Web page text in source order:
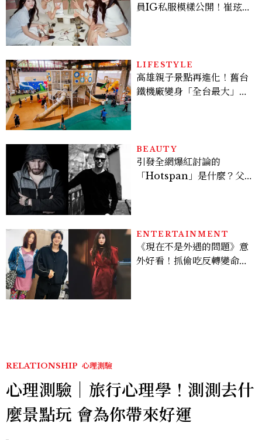
員IG私服模樣公開！崔玹諝
LIFESTYLE
高雄親子景點再進化！舊台
鐵機廠變身「全台最大」半
BEAUTY
引發全網爆紅討論的
「Hotspan」是什麼？父
ENTERTAINMENT
《現在不是外遇的問題》意
外好看！抓偷吃反轉變命
RELATIONSHIP 心理測驗
心理測驗｜旅行心理學！測測去什
麼景點玩 會為你帶來好運